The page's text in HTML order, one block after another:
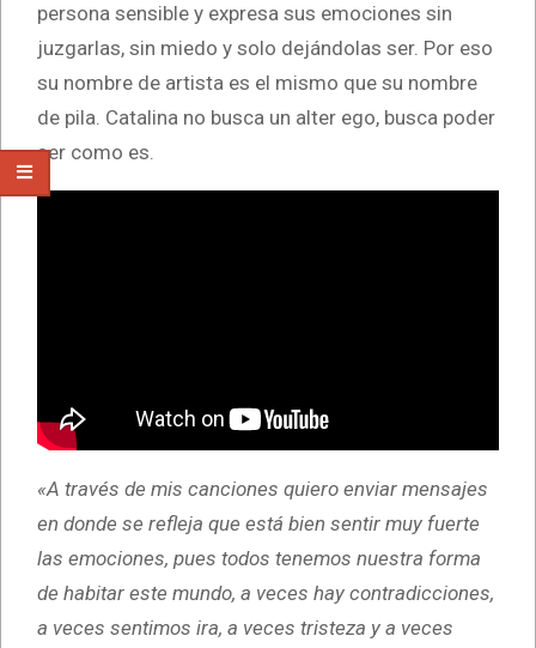
persona sensible y expresa sus emociones sin
juzgarlas, sin miedo y solo dejándolas ser. Por eso
su nombre de artista es el mismo que su nombre
de pila. Catalina no busca un alter ego, busca poder
ser como es.
«A través de mis canciones quiero enviar mensajes
en donde se refleja que está bien sentir muy fuerte
las emociones, pues todos tenemos nuestra forma
de habitar este mundo, a veces hay contradicciones,
a veces sentimos ira, a veces tristeza y a veces